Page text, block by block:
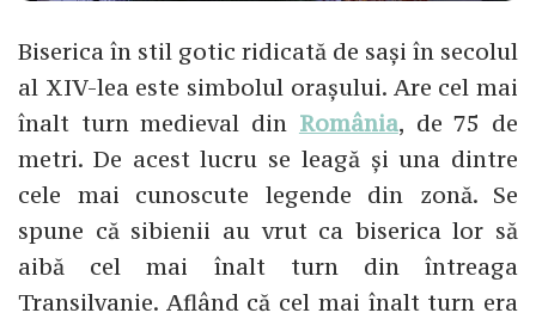
Biserica în stil gotic ridicată de sași în secolul
al XIV-lea este simbolul orașului. Are cel mai
înalt turn medieval din România, de 75 de
metri. De acest lucru se leagă și una dintre
cele mai cunoscute legende din zonă. Se
spune că sibienii au vrut ca biserica lor să
aibă cel mai înalt turn din întreaga
Transilvanie. Aflând că cel mai înalt turn era